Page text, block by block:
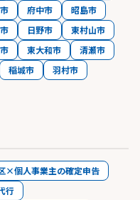
府中市
昭島市
日野市
東村山市
東大和市
清瀬市
稲城市
羽村市
×個人事業主の確定申告
行